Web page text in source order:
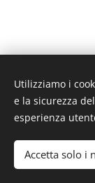
Via Ettore
Utilizziamo i
e la sicurezza
esperienza
Accetta solo i